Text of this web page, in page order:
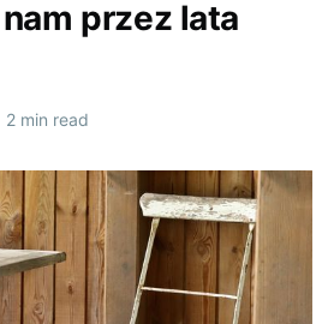
nam przez lata
2 min read